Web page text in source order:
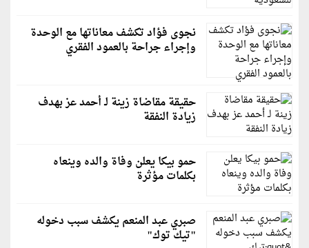
نجوى فؤاد تكشف معاناتها مع الوحدة
وإجراء جراحة بالعمود الفقري
حقيقة مقاضاة زينة لـ أحمد عز بهدف
زيادة النفقة
حمو بيكا يعلن وفاة والده وينعاه
بكلمات مؤثرة
صبري عبد المنعم يكشف سبب دخوله
"تيك توك"